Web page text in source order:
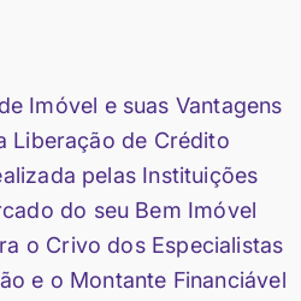
Imóvel e suas Vantagens
Liberação de Crédito
pelas Instituições
do seu Bem Imóvel
o Crivo dos Especialistas
e o Montante Financiável